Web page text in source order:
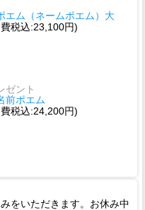
エム（ネームポエム）大
税込:23,100円)
ゼント
前ポエム
税込:24,200円)
をいただきます。お休み中